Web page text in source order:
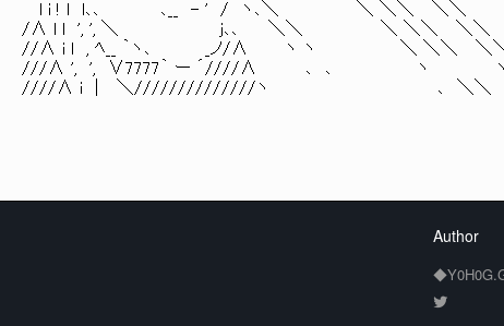
l i ! l l､､ ､__ - ' / ヽ､＼ ＼ ＼＼ ＼＼
/∧ l l ', ', ＼ j､､ ＼＼ ＼ ＼＼ ＼＼
//∧ i l , ﾍ__ ｀ヽ､ _ノ/∧ ヽ ヽ ＼ ＼＼ ＼
///∧ ', ', ∨7777｀ ー ´////∧ ､ ､ ヽ ヽ
////∧ i | ＼//////////////ヽ ､ ＼＼
Author